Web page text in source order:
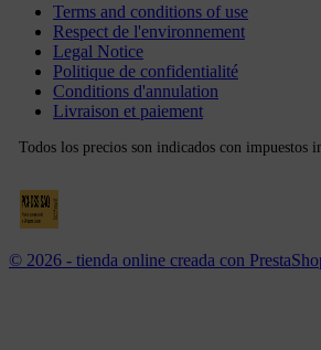
Terms and conditions of use
Respect de l'environnement
Legal Notice
Politique de confidentialité
Conditions d'annulation
Livraison et paiement
Todos los precios son indicados con impuestos
© 2026 - tienda online creada con